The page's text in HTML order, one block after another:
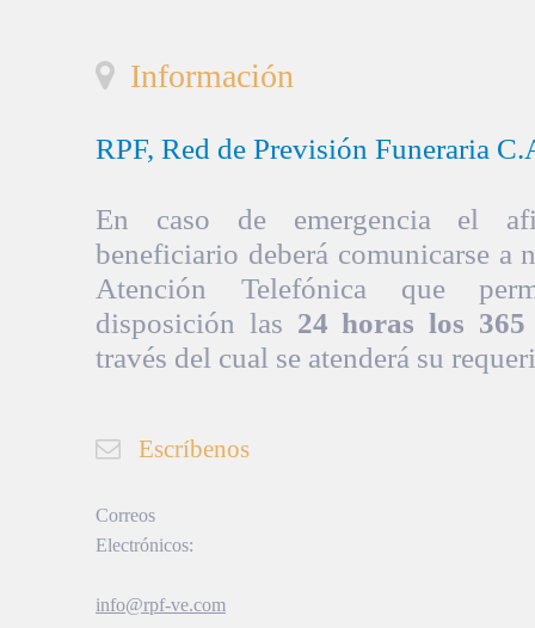
Información
RPF, Red de Previsión Funeraria
En caso de emergencia el
beneficiario deberá comunicarse a
Atención Telefónica que
disposición las 24 horas los
través del cual se atenderá su
Escríbenos
Correos
Electrónicos:
info@rpf-ve.com